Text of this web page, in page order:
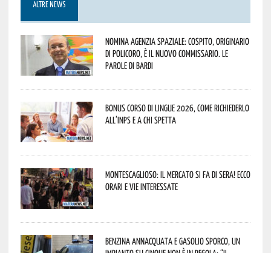
ALTRE NEWS
Nomina Agenzia Spaziale: Cospito, originario
di Policoro, è il nuovo commissario. Le
parole di Bardi
Bonus corso di lingue 2026, come richiederlo
all’INPS e a chi spetta
Montescaglioso: il mercato si fa di sera! Ecco
orari e vie interessate
Benzina annacquata e gasolio sporco, un